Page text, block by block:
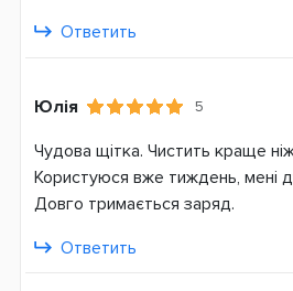
Германия
24 месяца
Ответить
Юлія 5
Чудова щітка. Чистить краще
Користуюся вже тиждень, мені
Довго тримається заряд.
Ответить